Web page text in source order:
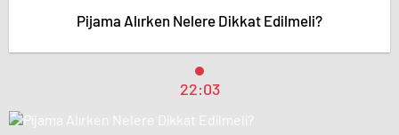
Pijama Alırken Nelere Dikkat Edilmeli?
22:03